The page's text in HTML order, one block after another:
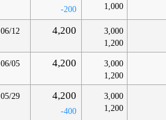
-200
1,000
06/12 4,200
3,000
1,200
06/05 4,200
3,000
1,200
05/29 4,200
-400
3,000
1,200